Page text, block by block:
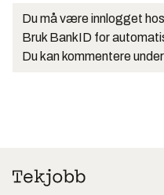
Du må være innlogget
Bruk BankID for
Du kan kommentere